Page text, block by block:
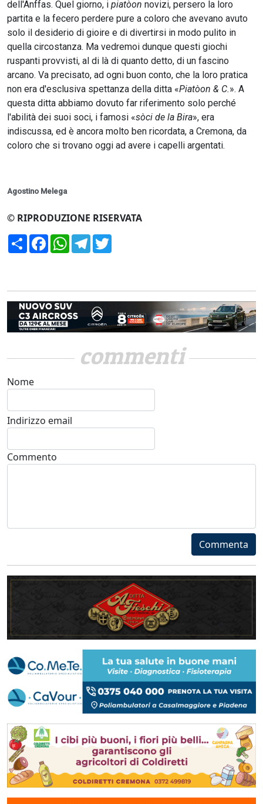
dell'Anffas. Quel giorno, i piatòon novizi, persero la loro
partita e la fecero perdere pure a coloro che avevano avuto
solo il desiderio di gioire e di divertirsi in modo pulito in
quella circostanza. Ma vedremoi dunque questi giochi
ruspanti provvisti, al di là di quanto detto, di un fascino
arcano. Va precisato, ad ogni buon conto, che la loro pratica
non era d'esclusiva spettanza della ditta «Piatòon & C.». A
questa ditta abbiamo dovuto far riferimento solo perché
l'abilità dei suoi soci, i famosi «sòci de la Bira», era
indiscussa, ed è ancora molto ben ricordata, a Cremona, da
coloro che si trovano oggi ad avere i capelli argentati.
Agostino Melega
© RIPRODUZIONE RISERVATA
CondividiFacebookWhatsApp
Telegram
commenti
Nome
Indirizzo email
Commento
Commenta